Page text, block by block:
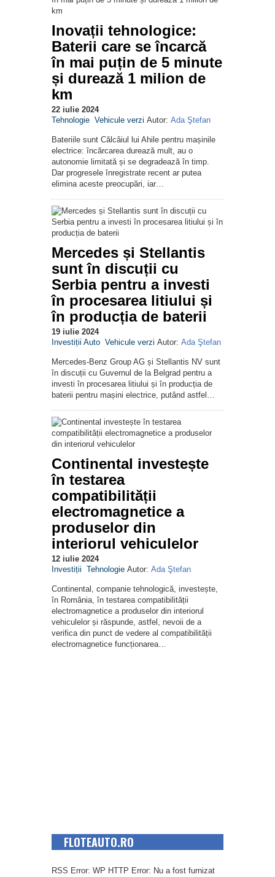
Inovații tehnologice:
Baterii care se încarcă
în mai puțin de 5 minute
și durează 1 milion de
km
22 iulie 2024
Tehnologie Vehicule verzi Autor: Ada Ştefan
Bateriile sunt Călcâiul lui Ahile pentru mașinile
electrice: încărcarea durează mult, au o
autonomie limitată și se degradează în timp.
Dar progresele înregistrate recent ar putea
elimina aceste preocupări, iar…
Mercedes și Stellantis
sunt în discuții cu
Serbia pentru a investi
în procesarea litiului și
în producția de baterii
19 iulie 2024
Investiții Auto Vehicule verzi Autor: Ada Ştefan
Mercedes-Benz Group AG și Stellantis NV sunt
în discuții cu Guvernul de la Belgrad pentru a
investi în procesarea litiului și în producția de
baterii pentru mașini electrice, putând astfel…
Continental investește
în testarea
compatibilității
electromagnetice a
produselor din
interiorul vehiculelor
12 iulie 2024
Investiții Tehnologie Autor: Ada Ştefan
Continental, companie tehnologică, investește,
în România, în testarea compatibilității
electromagnetice a produselor din interiorul
vehiculelor și răspunde, astfel, nevoii de a
verifica din punct de vedere al compatibilității
electromagnetice funcționarea…
FLOTEAUTO.RO
RSS Error: WP HTTP Error: Nu a fost furnizat